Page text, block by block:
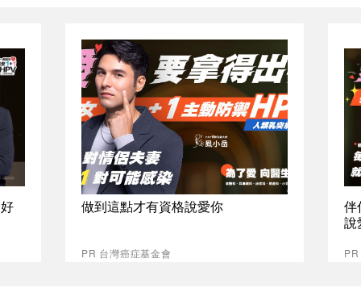
做到這點才有資格說愛你
PR 台灣癌症基金會
伴
說